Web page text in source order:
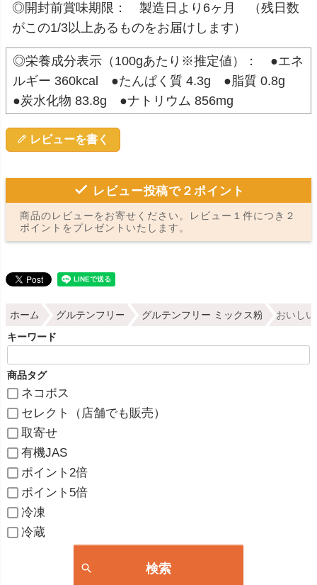
◎開封前賞味期限： 製造日より6ヶ月 （残日数
がこの1/3以上あるものをお届けします）
◎栄養成分表示（100gあたり※推定値）： ●エネ
ルギー 360kcal ●たんぱく質 4.3g ●脂質 0.8g
●炭水化物 83.8g ●ナトリウム 856mg
レビューを書く
レビュー投稿で２ポイント
商品のレビューをお寄せください。レビュー１件につき２
ポイントをプレゼントいたします。
ホーム グルテンフリー グルテンフリー ミックス粉 おいし
キーワード
商品タグ
ネコポス
セレクト（店舗でも販売）
取寄せ
有機JAS
ポイント2倍
ポイント5倍
冷凍
冷蔵
検索